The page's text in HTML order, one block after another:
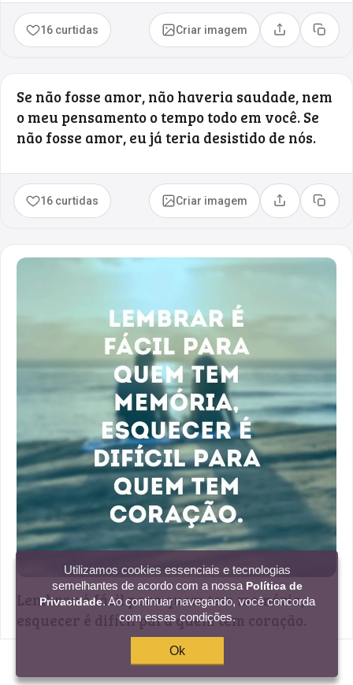
16 curtidas Criar imagem Compartilhar
Copiar
Se não fosse amor, não haveria saudade, nem
o meu pensamento o tempo todo em você. Se
não fosse amor, eu já teria desistido de nós.
16 curtidas Criar imagem Compartilhar
Copiar
Lembrar é fácil para quem tem memória,
esquecer é difícil para quem tem coração.
Utilizamos cookies essenciais e tecnologias
semelhantes de acordo com a nossa Política de
Privacidade. Ao continuar navegando, você concorda
com essas condições.
Ok